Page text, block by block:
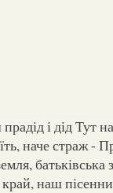
і дід Тут
наче страж
батьківська
наш